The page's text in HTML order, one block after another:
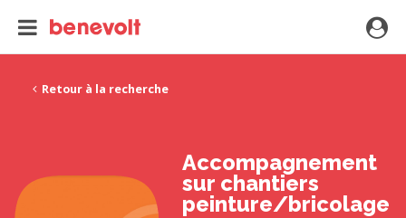
Retour à la recherche
Accompagnement
sur chantiers
peinture/bricolage